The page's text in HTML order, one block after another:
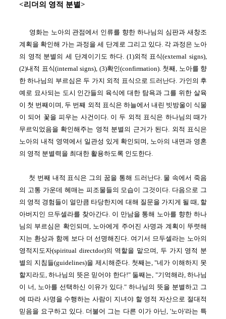
<리더의 영적 분별>
영화는 노아의 관점에서 인류를 향한 하나님의 심판과 새창조
계획을 확인해 가는 과정을 세 단계로 그리고 있다. 각 과정은 노아
의 영적 분별의 세 단계이기도 하다. (1)외적 표식(external signs),
(2)내적 표식(internal signs), (3)확인(confirmation). 첫째, 노아를 향
한 하나님의 부르심은 두 가지 외적 표식으로 드러난다. 가인의 후
예로 묘사되는 도시 인간들의 육식에 대한 탐욕과 그를 위한 살육
이 첫 번째이며, 두 번째 외적 표식은 하늘에서 내린 빗방울이 식물
이 되어 꽃을 피우는 사건이다. 이 두 외적 표식은 하나님의 때가
무르익었음을 확인해주는 영적 분별의 근거가 된다. 외적 표식은
노아의 내적 영역에서 일관성 있게 확인되며, 노아의 내면과 영혼
의 영적 분별력을 최대한 활용하도록 인도한다.
첫 번째 내적 표식은 그의 꿈을 통해 드러난다. 물 속에서 죽음
의 고통 가운데 헤매는 피조물들의 모습이 그것이다. 다음으로 그
의 영적 경험들이 얼만큼 타당한지에 대해 질문을 가지게 될 때, 할
아버지인 므두셀라를 찾아간다. 이 만남을 통해 노아를 향한 하나
님의 부르심은 확인되며, 노아에게 주어진 사명과 계획이 뚜렷해
지는 환상과 함께 보다 더 선명해진다. 여기서 므두셀라는 노아의
영적지도자(spiritual directdor)의 역할을 맡으며, 두 가지 영적 분
별의 지침들(guidelines)을 제시해준다. 첫째는, "네가 이해하지 못
할지라도, 하나님의 뜻은 믿어야 한다!" 둘째는, "기억해라, 하나님
이 너, 노아를 선택하신 이유가 있다." 하나님의 뜻을 분별하고 그
에 따라 사명을 수행하는 사람이 지녀야 할 영적 자산으로 절대적
믿음을 요구하고 있다. 더불어 그는 다른 이가 아닌, '노아'라는 특